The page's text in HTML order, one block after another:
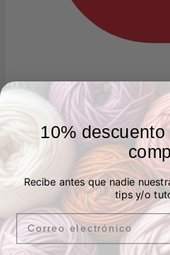
10%
Recibe antes que nadie
tips y/o
Email